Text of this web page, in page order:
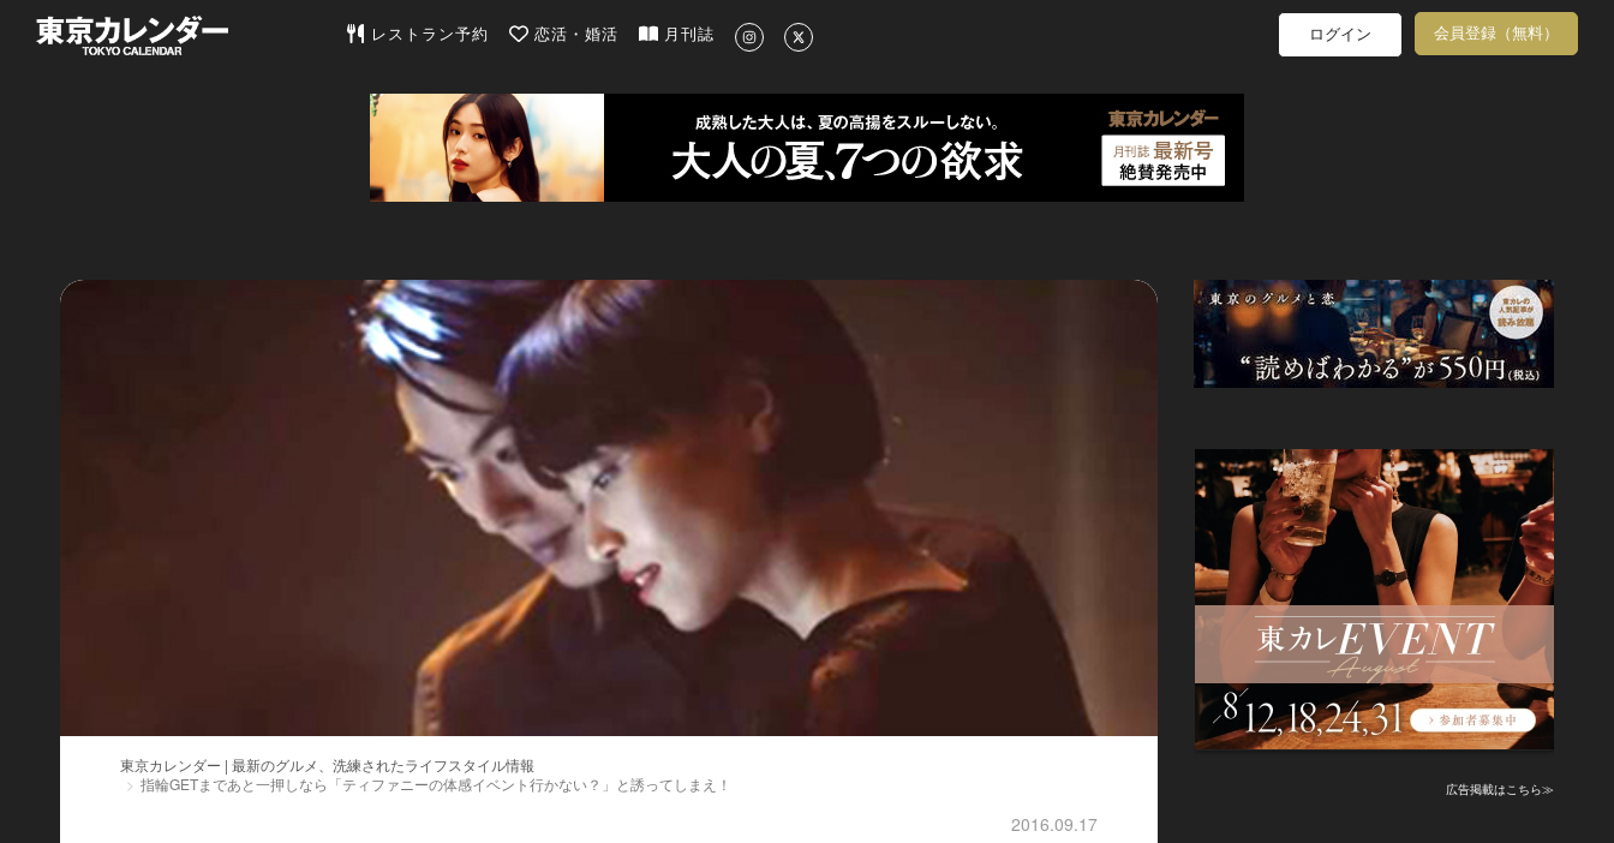
東京カレンダー | 最新のグルメ、洗練されたライフスタイル情報
レストラン予約 恋活・婚活 月刊誌 ログイン 会員登録（無料）
東京カレンダー | 最新のグルメ、洗練されたライフスタイル情報
指輪GETまであと一押しなら「ティファニーの体感イベント行かない？」と誘ってしまえ！
2016.09.17
広告掲載はこちら≫